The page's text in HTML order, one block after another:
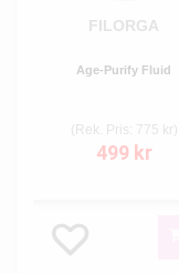
FILORGA
Age-Purify Fluid
(Rek. Pris: 775 kr)
499 kr